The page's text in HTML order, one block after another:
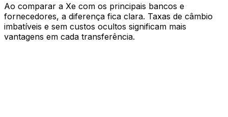
Ao comparar a Xe com os principais bancos e
fornecedores, a diferença fica clara. Taxas de câmbio
imbatíveis e sem custos ocultos significam mais
vantagens em cada transferência.